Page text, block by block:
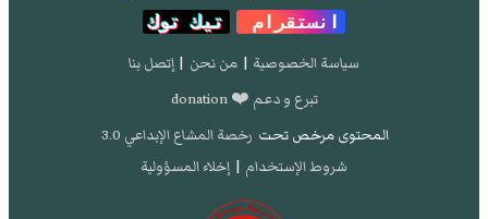
انستقرام
تيك توك
سياسة الخصوصية | من نحن | إتصل بنا
تبرع و دعم ❤️ donation
المحتوى مرخص تحت رخصة المشاع الإبداعي 3.0
شروط الإستخدام | إخلاء المسؤولية